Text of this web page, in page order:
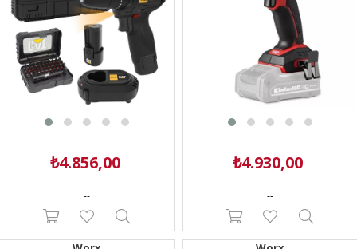
₺4.856,00
--
₺4.930,00
--